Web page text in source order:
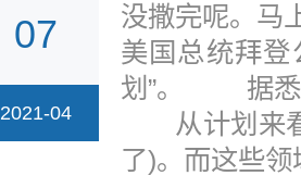
07
2021-04
没撒完呢。
美国总统拜
划”。 据悉，
从计划来看
了)。而这些